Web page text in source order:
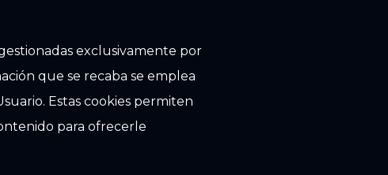
exclusivamente por
que se recaba se emplea
Estas cookies permiten
para ofrecerle